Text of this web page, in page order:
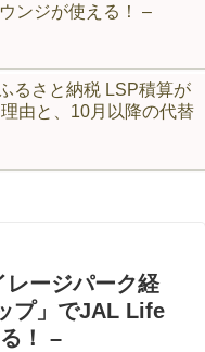
ンジが使える！ –
るさと納税 LSP積算が
理由と、10月以降の代替
ージパーク経
プ」でJAL Life
！ –